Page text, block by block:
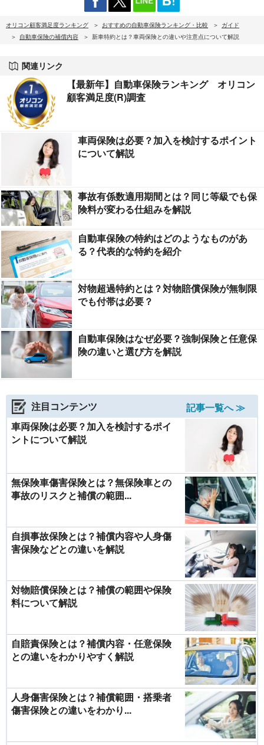
オリコン顧客満足度ランキング おすすめの自動車保険ランキング・比較
ガイド
自動車保険の補償内容
新車特約とは？車両保険との違いや注意点について解説
関連リンク
【最新年】自動車保険ランキング オリコン
顧客満足度(R)調査
車両保険は必要？加入を検討するポイント
について解説
事故有係数適用期間とは？同じ等級でも保
険料が変わる仕組みを解説
自動車保険の特約はどのようなものがあ
る？代表的な特約を紹介
対物超過特約とは？対物賠償保険が無制限
でも付帯は必要？
自動車保険はなぜ必要？強制保険と任意保
険の違いと選び方を解説
注目コンテンツ
記事一覧へ ≫
車両保険は必要？加入を検討するポイ
ントについて解説
無保険車傷害保険とは？無保険車との
事故のリスクと補償の範囲...
自損事故保険とは？補償内容や人身傷
害保険などとの違いを解説
対物賠償保険とは？補償の範囲や保険
料について解説
自賠責保険とは？補償内容・任意保険
との違いをわかりやすく解説
人身傷害保険とは？補償範囲・搭乗者
傷害保険との違いをわかり...